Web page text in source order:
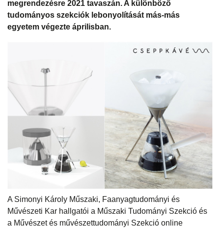
megrendezésre 2021 tavaszán. A különböző
tudományos szekciók lebonyolítását más-más
egyetem végezte áprilisban.
A Simonyi Károly Műszaki, Faanyagtudományi és
Művészeti Kar hallgatói a Műszaki Tudományi Szekció és
a Művészet és művészettudományi Szekció online